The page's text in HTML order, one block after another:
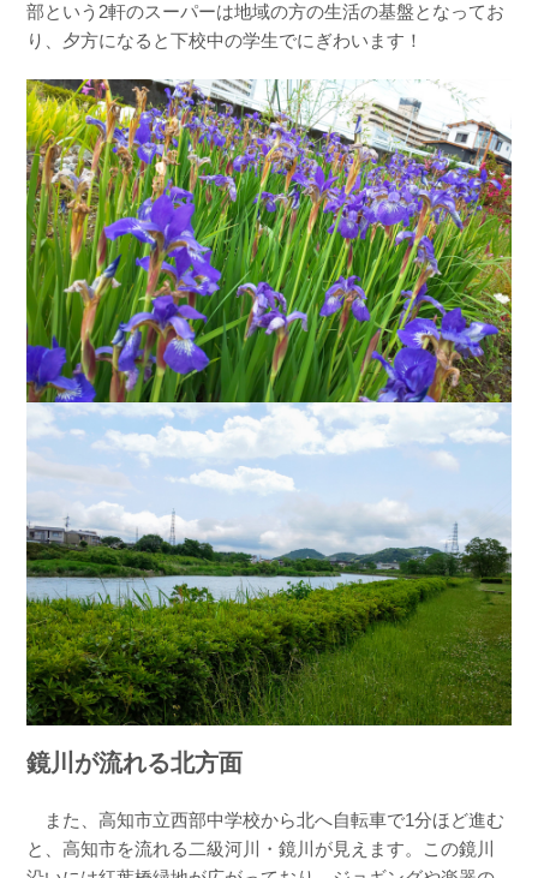
部という2軒のスーパーは地域の方の生活の基盤となってお
り、夕方になると下校中の学生でにぎわいます！
鏡川が流れる北方面
また、高知市立西部中学校から北へ自転車で1分ほど進む
と、高知市を流れる二級河川・鏡川が見えます。この鏡川